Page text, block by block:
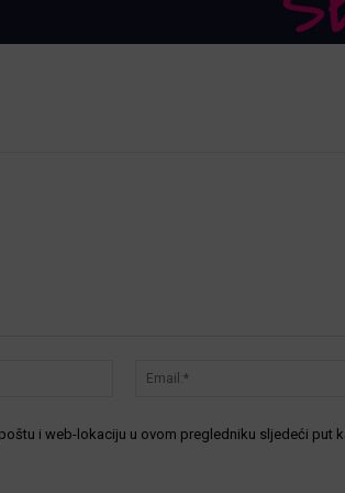
Ime:*
i web-lokaciju u ovom pregledniku sljedeći put